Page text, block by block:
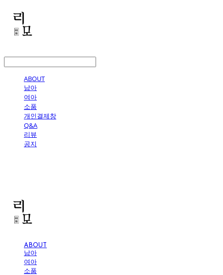
ABOUT
남아
여아
소품
개인결제창
Q&A
리뷰
공지
ABOUT
남아
여아
소품